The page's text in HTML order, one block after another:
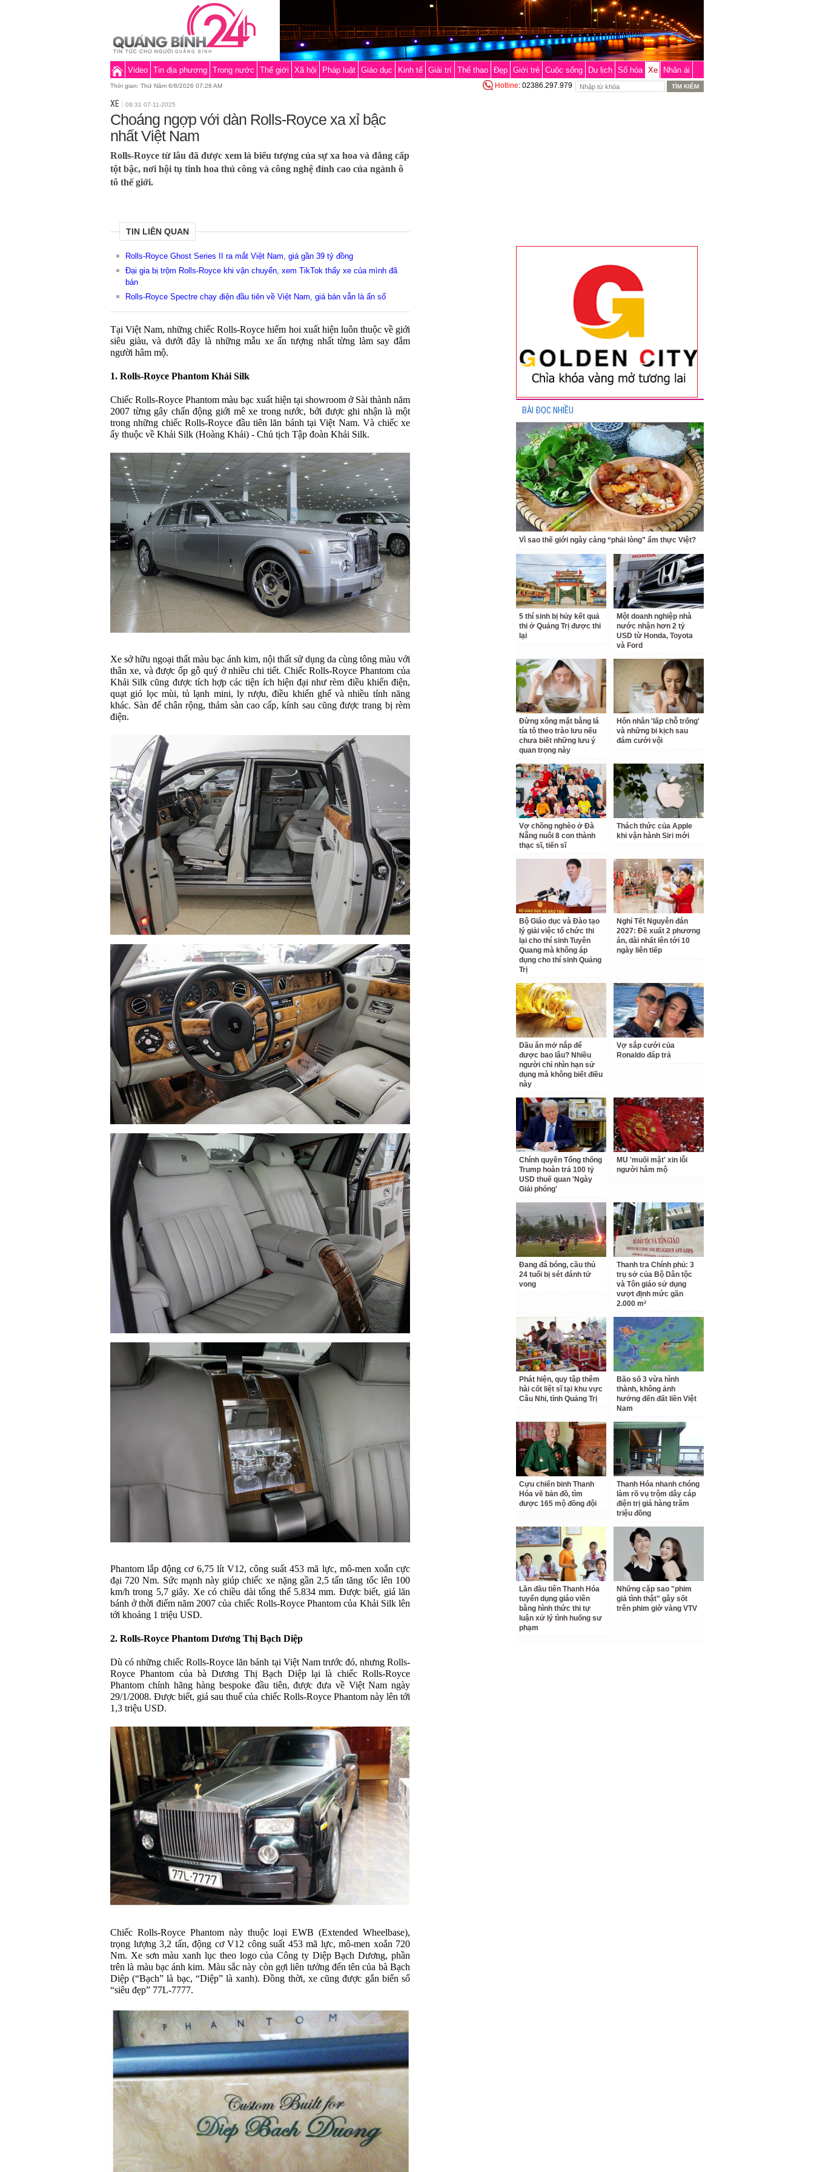
Video Tin địa phương Trong nước Thế giới Xã hội Pháp luật Giáo dục Kinh tế Giải trí Thể thao Đẹp Giới trẻ Cuộc sống Du lịch Số hóa Xe Nhân ái
Thời gian: Thứ Năm 6/8/2026 07:26 AM Hotline: 02386.297.979
XE 09:31 07-11-2025
Choáng ngợp với dàn Rolls-Royce xa xỉ bậc
nhất Việt Nam
Rolls-Royce từ lâu đã được xem là biểu tượng của sự xa hoa và đẳng cấp
tột bậc, nơi hội tụ tinh hoa thủ công và công nghệ đỉnh cao của ngành ô
tô thế giới.
TIN LIÊN QUAN
Rolls-Royce Ghost Series II ra mắt Việt Nam, giá gần 39 tỷ đồng
Đại gia bị trộm Rolls-Royce khi vận chuyển, xem TikTok thấy xe của mình đã
bán
Rolls-Royce Spectre chạy điện đầu tiên về Việt Nam, giá bán vẫn là ẩn số
Tại Việt Nam, những chiếc Rolls-Royce hiếm hoi xuất hiện luôn thuộc về giới
siêu giàu, và dưới đây là những mẫu xe ấn tượng nhất từng làm say đắm
người hâm mộ.
1. Rolls-Royce Phantom Khải Silk
Chiếc Rolls-Royce Phantom màu bạc xuất hiện tại showroom ở Sài thành năm
2007 từng gây chấn động giới mê xe trong nước, bởi được ghi nhận là một
trong những chiếc Rolls-Royce đầu tiên lăn bánh tại Việt Nam. Và chiếc xe
ấy thuộc về Khải Silk (Hoàng Khải) - Chủ tịch Tập đoàn Khải Silk.
Xe sở hữu ngoại thất màu bạc ánh kim, nội thất sử dụng da cùng tông màu với
thân xe, và được ốp gỗ quý ở nhiều chi tiết. Chiếc Rolls-Royce Phantom của
Khải Silk cũng được tích hợp các tiện ích hiện đại như rèm điều khiển điện,
quạt gió lọc mùi, tủ lạnh mini, ly rượu, điều khiển ghế và nhiều tính năng
khác. Sàn để chân rộng, thảm sàn cao cấp, kính sau cũng được trang bị rèm
điện.
Phantom lắp động cơ 6,75 lít V12, công suất 453 mã lực, mô-men xoắn cực
đại 720 Nm. Sức mạnh này giúp chiếc xe nặng gần 2,5 tấn tăng tốc lên 100
km/h trong 5,7 giây. Xe có chiều dài tổng thể 5.834 mm. Được biết, giá lăn
bánh ở thời điểm năm 2007 của chiếc Rolls-Royce Phantom của Khải Silk lên
tới khoảng 1 triệu USD.
2. Rolls-Royce Phantom Dương Thị Bạch Diệp
Dù có những chiếc Rolls-Royce lăn bánh tại Việt Nam trước đó, nhưng Rolls-
Royce Phantom của bà Dương Thị Bạch Diệp lại là chiếc Rolls-Royce
Phantom chính hãng hàng bespoke đầu tiên, được đưa về Việt Nam ngày
29/1/2008. Được biết, giá sau thuế của chiếc Rolls-Royce Phantom này lên tới
1,3 triệu USD.
Chiếc Rolls-Royce Phantom này thuộc loại EWB (Extended Wheelbase),
trọng lượng 3,2 tấn, động cơ V12 công suất 453 mã lực, mô-men xoắn 720
Nm. Xe sơn màu xanh lục theo logo của Công ty Diệp Bạch Dương, phần
trên là màu bạc ánh kim. Màu sắc này còn gợi liên tưởng đến tên của bà Bạch
Diệp (“Bạch” là bạc, “Diệp” là xanh). Đồng thời, xe cũng được gắn biển số
“siêu đẹp” 77L-7777.
BÀI ĐỌC NHIỀU
Vì sao thế giới ngày càng “phải lòng” ẩm thực Việt?
5 thí sinh bị hủy kết quả
thi ở Quảng Trị được thi
lại
Một doanh nghiệp nhà
nước nhận hơn 2 tỷ
USD từ Honda, Toyota
và Ford
Đừng xông mặt bằng lá
tía tô theo trào lưu nếu
chưa biết những lưu ý
quan trọng này
Hôn nhân 'lấp chỗ trống'
và những bi kịch sau
đám cưới vội
Vợ chồng nghèo ở Đà
Nẵng nuôi 8 con thành
thạc sĩ, tiến sĩ
Thách thức của Apple
khi vận hành Siri mới
Bộ Giáo dục và Đào tạo
lý giải việc tổ chức thi
lại cho thí sinh Tuyên
Quang mà không áp
dụng cho thí sinh Quảng
Trị
Nghỉ Tết Nguyên đán
2027: Đề xuất 2 phương
án, dài nhất lên tới 10
ngày liên tiếp
Dầu ăn mở nắp để
được bao lâu? Nhiều
người chỉ nhìn hạn sử
dụng mà không biết điều
này
Vợ sắp cưới của
Ronaldo đáp trả
Chính quyền Tổng thống
Trump hoàn trả 100 tỷ
USD thuế quan 'Ngày
Giải phóng'
MU 'muối mặt' xin lỗi
người hâm mộ
Đang đá bóng, cầu thủ
24 tuổi bị sét đánh tử
vong
Thanh tra Chính phủ: 3
trụ sở của Bộ Dân tộc
và Tôn giáo sử dụng
vượt định mức gần
2.000 m²
Phát hiện, quy tập thêm
hài cốt liệt sĩ tại khu vực
Câu Nhi, tỉnh Quảng Trị
Bão số 3 vừa hình
thành, không ảnh
hưởng đến đất liền Việt
Nam
Cựu chiến binh Thanh
Hóa vẽ bản đồ, tìm
được 165 mộ đồng đội
Thanh Hóa nhanh chóng
làm rõ vụ trộm dây cáp
điện trị giá hàng trăm
triệu đồng
Lần đầu tiên Thanh Hóa
tuyển dụng giáo viên
bằng hình thức thi tự
luận xử lý tình huống sư
phạm
Những cặp sao "phim
giả tình thật" gây sốt
trên phim giờ vàng VTV